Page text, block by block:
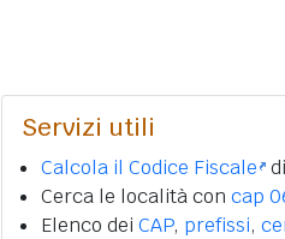
Servizi utili
Calcola il Codice Fiscale
Cerca le località con cap
Elenco dei CAP, prefissi,